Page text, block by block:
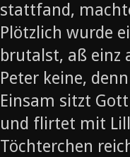
stattfand,
Plötzlich wurde
brutalst, aß einz
Peter keine,
Einsam sitzt
und flirtet mit
Töchterchen